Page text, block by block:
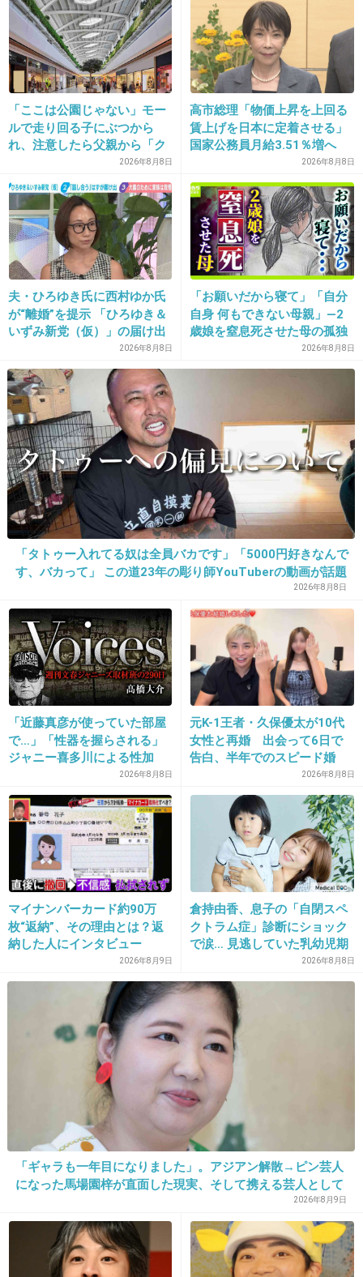
18. 匿名2017/04/10(月) 16:22:42
チビ専なのでとても考えられません。
+61 -97
19. 匿名2017/04/10(月) 16:22:43
ちょっと無理かも…。
私153ｃｍなんだけど、180ｃｍの人と付き合っ
てる時も、一緒に歩いてると連行されてる宇宙
人みたいな感じだったもん。
すごい見上げないといけないし、疲れる。
-44
20. 匿名2017/04/10(月) 16:22:48
大谷ならおｋ
+531 -27
21. 匿名2017/04/10(月) 16:22:50
むっくん大好きだよ
-89
22. 匿名2017/04/10(月) 16:22:56
私170あるから入る！
まあ実際に会ったことも見たこともないけどw
+318 -15
23. 匿名2017/04/10(月) 16:23:02
歩いていると山が移動してるみたいで影が出来
て怖い
+68 -42
2017/04/10(月) 16:23:04
それくらいの身長の人って顔でかすぎて無理だ
+158
2017/04/10(月) 16:23:12
190ぐらいならいいけど、199まで行くとちょっ
とためらう。
-13
2017/04/10(月) 16:23:15
「ここは公園じゃない」モー
ルで走り回る子にぶつから
れ、注意したら父親から「ク
ソババア」の暴言。「子ども
だから多めに見ろ」を強要し
てくる人物とは
2026年8月8日
高市総理「物価上昇を上回る
賃上げを日本に定着させる」
国家公務員月給3.51％増へ
2026年8月8日
夫・ひろゆき氏に西村ゆか氏
が“離婚”を提示 「ひろゆき＆
いずみ新党（仮）」の届け出
を知らされず激怒「信頼関係
が保てない状態で夫婦を続け
るのは無理」
2026年8月8日
「お願いだから寝て」「自分
自身 何もできない母親」―2
歳娘を窒息死させた母の孤独
「娘は『ママどうして』と」
限界の年子ワンオペ育児 法
2026年8月8日
「タトゥー入れてる奴は全員バカです」「5000円好きなんで
す、バカって」 この道23年の彫り師YouTuberの動画が話題
2026年8月8日
「近藤真彦が使っていた部屋
で…」「性器を握らされる」
ジャニー喜多川による性加
害、語り始めた被害者たち
《徹底取材の裏側》
2026年8月8日
元K-1王者・久保優太が10代
女性と再婚 出会って6日で
告白、半年でのスピード婚
2026年8月8日
マイナンバーカード約90万
枚“返納”、その理由とは？返
納した人にインタビュー
2026年8月9日
倉持由香、息子の「自閉スペ
クトラム症」診断にショック
で涙… 見逃していた乳幼児期
2026年8月8日
「ギャラも一年目になりました」。アジアン解散→ピン芸人
になった馬場園梓が直面した現実、そして携える芸人として
2026年8月9日